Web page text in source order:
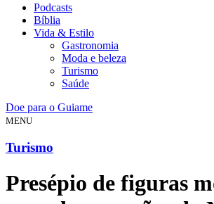
Podcasts
Bíblia
Vida & Estilo
Gastronomia
Moda e beleza
Turismo
Saúde
Doe para o Guiame
MENU
Turismo
Presépio de figuras